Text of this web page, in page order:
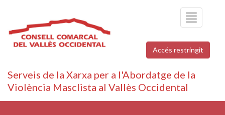
Toggle
navigation
Accés restringit
Serveis de la Xarxa per a l'Abordatge de la
Violència Masclista al Vallès Occidental